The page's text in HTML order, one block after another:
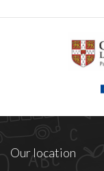
Our location